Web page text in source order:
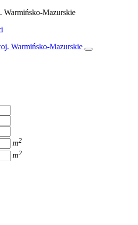
Warmińsko-Mazurskie
m2
m2